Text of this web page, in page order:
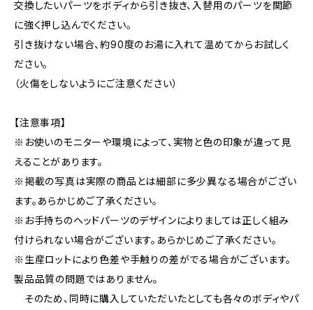
交換したいパーツをボディから引き抜き、入替用のパーツを関節
に強く押し込んでください。
引き抜けない場合、約90度のお湯に入れて温めてからお試しく
ださい。
（火傷をしないようにご注意ください）
【注意事項】
※お使いのモニターや環境によって、実物と色の印象が違って見
えることがあります。
※掲載の写真は実際の商品とは細部に多少異なる場合がござい
ます。あらかじめご了承ください。
※お手持ちのヘッドパーツのデザインによりましては正しく組み
付けられない場合がございます。あらかじめご了承ください。
※生産ロットにより色差や手触りの差がでる場合がございます。
製品品質の問題ではありません。
そのため、同時に購入していただいたとしても各々のボディやパ